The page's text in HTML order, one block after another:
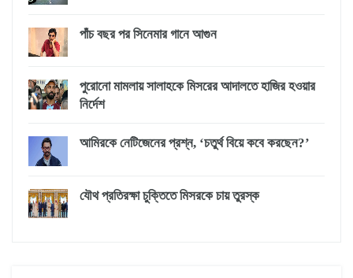
পাঁচ বছর পর সিনেমার গানে আগুন
পুরোনো মামলায় সালাহকে মিসরের আদালতে হাজির হওয়ার
নির্দেশ
আমিরকে নেটিজেনের প্রশ্ন, ‘চতুর্থ বিয়ে কবে করছেন?’
যৌথ প্রতিরক্ষা চুক্তিতে মিসরকে চায় তুরস্ক